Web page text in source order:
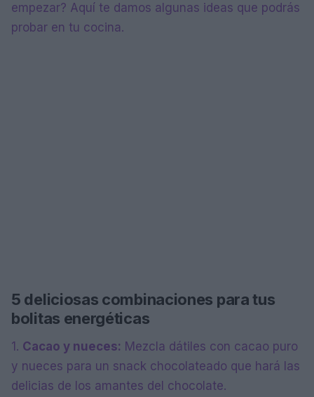
empezar? Aquí te damos algunas ideas que podrás
probar en tu cocina.
5 deliciosas combinaciones para tus
bolitas energéticas
1. Cacao y nueces: Mezcla dátiles con cacao puro
y nueces para un snack chocolateado que hará las
delicias de los amantes del chocolate.